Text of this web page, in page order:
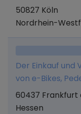
Autoteilen und
Export von KFZ-
50827 Köln
Nordrhein-
Der Einkauf und
von e-Bikes,
Cargobikes,
60437 Frankfurt
Hessen